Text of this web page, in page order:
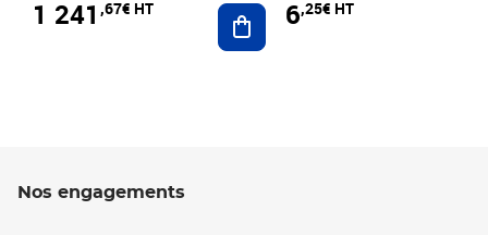
1 241 ,67€ HT Ajouter au panier
6,25€ HT
Nos engagements